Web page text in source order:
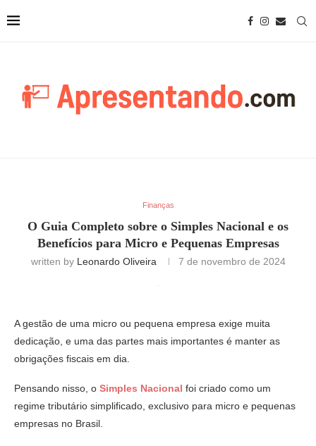
Finanças
O Guia Completo sobre o Simples Nacional e os
Benefícios para Micro e Pequenas Empresas
written by Leonardo Oliveira 7 de novembro de 2024
A gestão de uma micro ou pequena empresa exige muita
dedicação, e uma das partes mais importantes é manter as
obrigações fiscais em dia.
Pensando nisso, o Simples Nacional foi criado como um
regime tributário simplificado, exclusivo para micro e pequenas
empresas no Brasil.